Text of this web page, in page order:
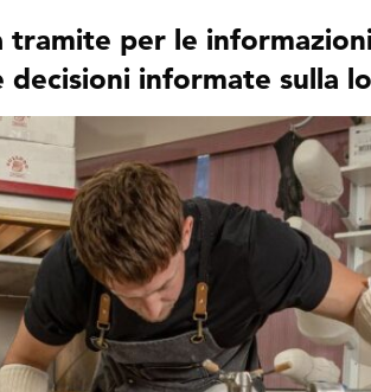
per le
informate sulla